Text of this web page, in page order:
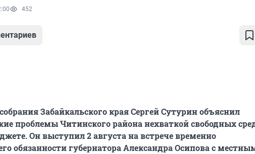
452
Забайкальского края Сергей Сутурин объяснил
проблемы Читинского района нехваткой свободных
Он выступил 2 августа на встрече временно
обязанности губернатора Александра Осипова с